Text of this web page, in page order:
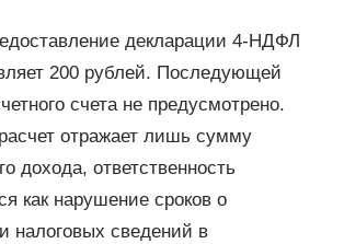
декларации 4-НДФЛ
200 рублей. Последующей
счета не предусмотрено.
отражает лишь сумму
дохода, ответственность
как нарушение сроков о
налоговых сведений в